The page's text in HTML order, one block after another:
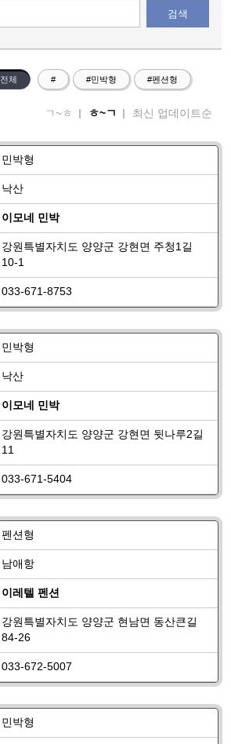
검색
전체 # #민박형 #펜션형
ㄱ~ㅎ ㅎ~ㄱ 최신 업데이트순
민박형
낙산
이모네 민박
강원특별자치도 양양군 강현면 주청1길
10-1
033-671-8753
민박형
낙산
이모네 민박
강원특별자치도 양양군 강현면 뒷나루2길
11
033-671-5404
펜션형
남애항
이레텔 펜션
강원특별자치도 양양군 현남면 동산큰길
84-26
033-672-5007
민박형